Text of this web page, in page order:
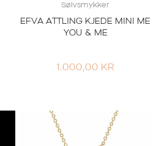
Sølvsmykker
EFVA ATTLING KJEDE MINI ME
YOU & ME
1.000,00 KR